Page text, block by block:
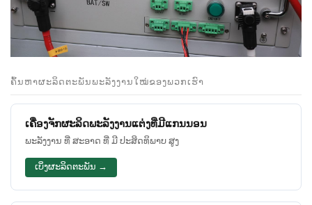
ຄົ້ນຫາຜະລິດຕະພັນພະລັງງານໃໝ່ຂອງພວກເຮົາ
ເຄື່ອງຈັກຜະລິດພະລັງງານແຕ່ງທີ່ມີແກນນອນ
ພະລັງງານ ທີ່ ສະອາດ ທີ່ ມີ ປະສິດທິພາບ ສູງ
ເບິ່ງຜະລິດຕະພັນ →